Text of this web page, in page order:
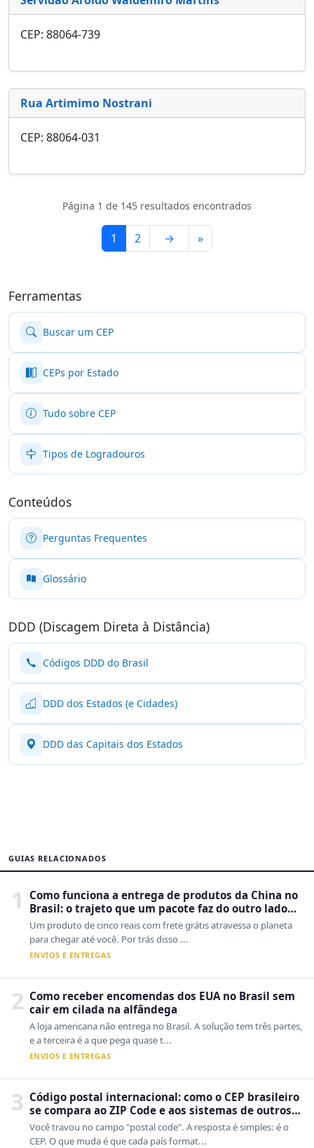
CEP: 88064-739
Rua Artimimo Nostrani
CEP: 88064-031
Página 1 de 145 resultados encontrados
1 2 → »
Ferramentas
Buscar um CEP
CEPs por Estado
Tudo sobre CEP
Tipos de Logradouros
Conteúdos
Perguntas Frequentes
Glossário
DDD (Discagem Direta à Distância)
Códigos DDD do Brasil
DDD dos Estados (e Cidades)
DDD das Capitais dos Estados
GUIAS RELACIONADOS
1
Como funciona a entrega de produtos da China no
Brasil: o trajeto que um pacote faz do outro lado
do mundo até a sua casa
Um produto de cinco reais com frete grátis atravessa o planeta
para chegar até você. Por trás disso ...
ENVIOS E ENTREGAS
2 Como receber encomendas dos EUA no Brasil sem
cair em cilada na alfândega
A loja americana não entrega no Brasil. A solução tem três partes,
e a terceira é a que pega quase t...
ENVIOS E ENTREGAS
3 Código postal internacional: como o CEP brasileiro
se compara ao ZIP Code e aos sistemas de outros
países
Você travou no campo "postal code". A resposta é simples: é o
CEP. O que muda é que cada país format...